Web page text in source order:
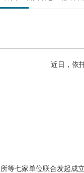
近日，依托
所等七家单位联合发起成